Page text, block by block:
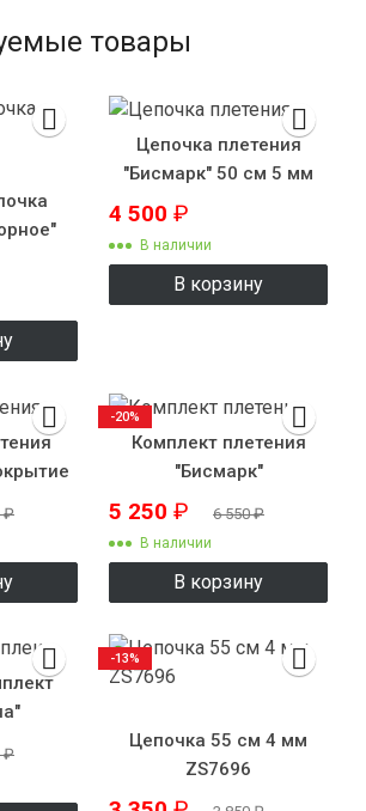
товары
Цепочка плетения
"Бисмарк" 50 см 5 мм
4 500 ₽
В наличии
В корзину
₽
Комплект плетения
"Бисмарк"
5 250 ₽ 6 550₽
В наличии
В корзину
-20%
₽
Цепочка 55 см 4 мм
ZS7696
-13%